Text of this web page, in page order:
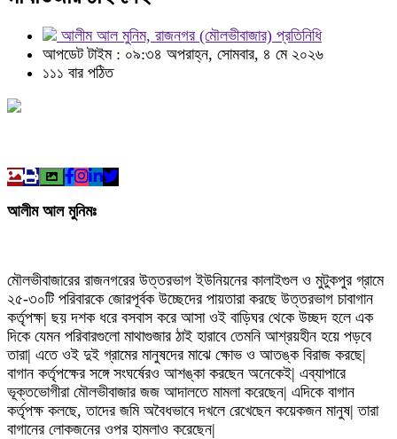
আলীম আল মুনিম, রাজনগর (মৌলভীবাজার) প্রতিনিধি
আপডেট টাইম : ০৯:৩৪ অপরাহ্ন, সোমবার, ৪ মে ২০২৬
১১১ বার পঠিত
আলীম আল মুনিমঃ
মৌলভীবাজারের রাজনগরের উত্তরভাগ ইউনিয়নের কালাইগুল ও মুটুকপুর গ্রামে
২৫-৩০টি পরিবারকে জোরপূর্বক উচ্ছেদের পায়তারা করছে উত্তরভাগ চাবাগান
কর্তৃপক্ষ| ছয় দশক ধরে বসবাস করে আসা ওই বাড়িঘর থেকে উচ্ছদ হলে এক
দিকে যেমন পরিবারগুলো মাথাগুজার ঠাই হারাবে তেমনি আশ্রয়হীন হয়ে পড়বে
তারা| এতে ওই দুই গ্রামের মানুষদের মাঝে ক্ষোভ ও আতঙ্ক বিরাজ করছে|
বাগান কর্তৃপক্ষের সঙ্গে সংঘর্ষেরও আশঙ্কা করছেন অনেকেই| এব্যাপারে
ভূক্তভোগীরা মৌলভীবাজার জজ আদালতে মামলা করেছেন| এদিকে বাগান
কর্তৃপক্ষ কলছে, তাদের জমি অবৈধভাবে দখলে রেখেছেন কয়েকজন মানুষ| তারা
বাগানের লোকজনের ওপর হামলাও করেছেন|